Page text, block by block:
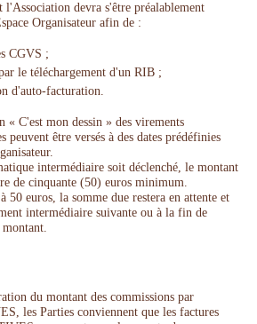
devra s'être préalablement
Organisateur afin de :
CGVS ;
le téléchargement d'un RIB ;
d'auto-facturation.
« C'est mon dessin » des virements
peuvent être versés à des dates prédéfinies
intermédiaire soit déclenché, le montant
de cinquante (50) euros minimum.
50 euros, la somme due restera en attente et
intermédiaire suivante ou à la fin de
du montant des commissions par
les Parties conviennent que les factures